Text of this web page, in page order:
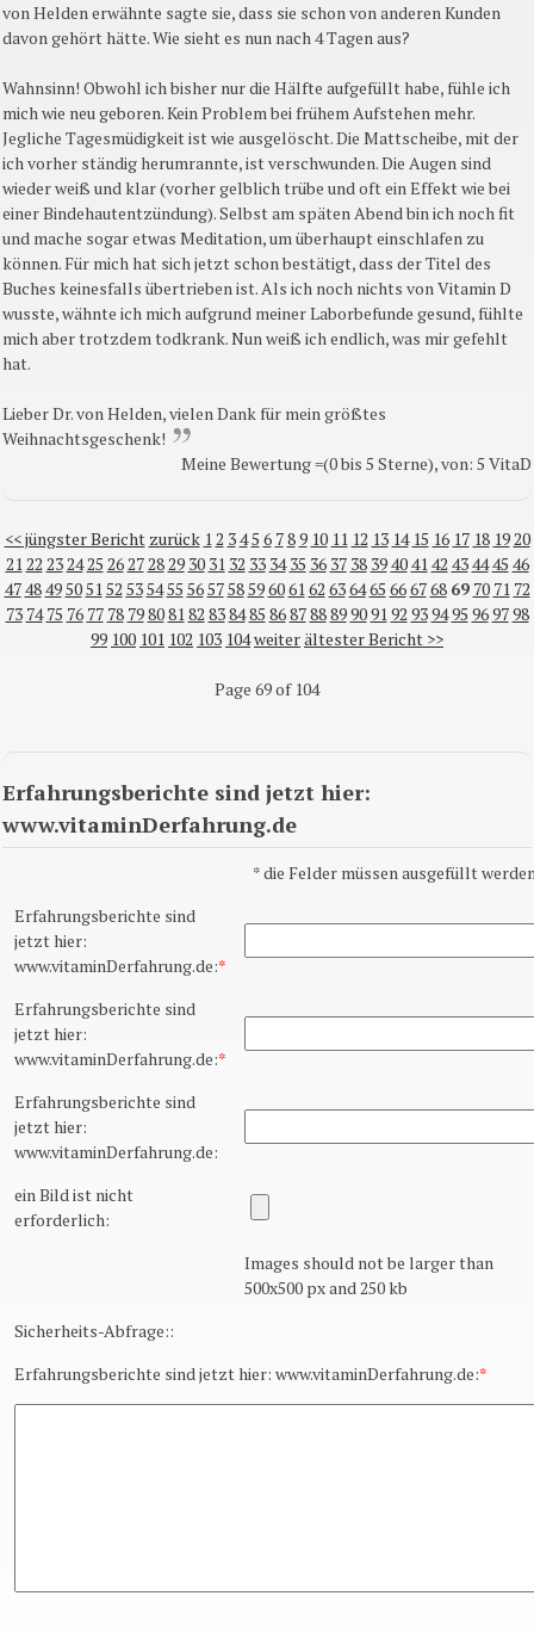
von Helden erwähnte sagte sie, dass sie schon von anderen Kunden
davon gehört hätte. Wie sieht es nun nach 4 Tagen aus?
Wahnsinn! Obwohl ich bisher nur die Hälfte aufgefüllt habe, fühle ich
mich wie neu geboren. Kein Problem bei frühem Aufstehen mehr.
Jegliche Tagesmüdigkeit ist wie ausgelöscht. Die Mattscheibe, mit der
ich vorher ständig herumrannte, ist verschwunden. Die Augen sind
wieder weiß und klar (vorher gelblich trübe und oft ein Effekt wie bei
einer Bindehautentzündung). Selbst am späten Abend bin ich noch fit
und mache sogar etwas Meditation, um überhaupt einschlafen zu
können. Für mich hat sich jetzt schon bestätigt, dass der Titel des
Buches keinesfalls übertrieben ist. Als ich noch nichts von Vitamin D
wusste, wähnte ich mich aufgrund meiner Laborbefunde gesund, fühlte
mich aber trotzdem todkrank. Nun weiß ich endlich, was mir gefehlt
hat.
Lieber Dr. von Helden, vielen Dank für mein größtes
Weihnachtsgeschenk!
Meine Bewertung =(0 bis 5 Sterne), von: 5 VitaD
<< jüngster Bericht zurück 12 345 6 789 10 11 12 13 14 15 16 17 18 1920
2122 232425 26272829 30 31 32 33 34 35 36 37 38 39404142 434445 46
474849505152 535455 56575859606162 636465 666768 69 70 71 72
73 74 75 76 77 78 79808182 838485 86878889909192 939495 969798
99 100 101 102 103 104weiterältester Bericht >>
Page 69 of 104
Erfahrungsberichte sind jetzt hier:
www.vitaminDerfahrung.de
*die Felder müssen ausgefüllt
Erfahrungsberichte sind
jetzt hier:
www.vitaminDerfahrung.de:*
Erfahrungsberichte sind
jetzt hier:
www.vitaminDerfahrung.de:*
Erfahrungsberichte sind
jetzt hier:
www.vitaminDerfahrung.de:
ein Bild ist nicht
erforderlich:
Images should not be larger than
500x500 px and 250 kb
Sicherheits-Abfrage::
Erfahrungsberichte sind jetzt hier: www.vitaminDerfahrung.de:*